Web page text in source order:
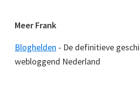
Meer Frank
Bloghelden - De definitieve
webloggend Nederland